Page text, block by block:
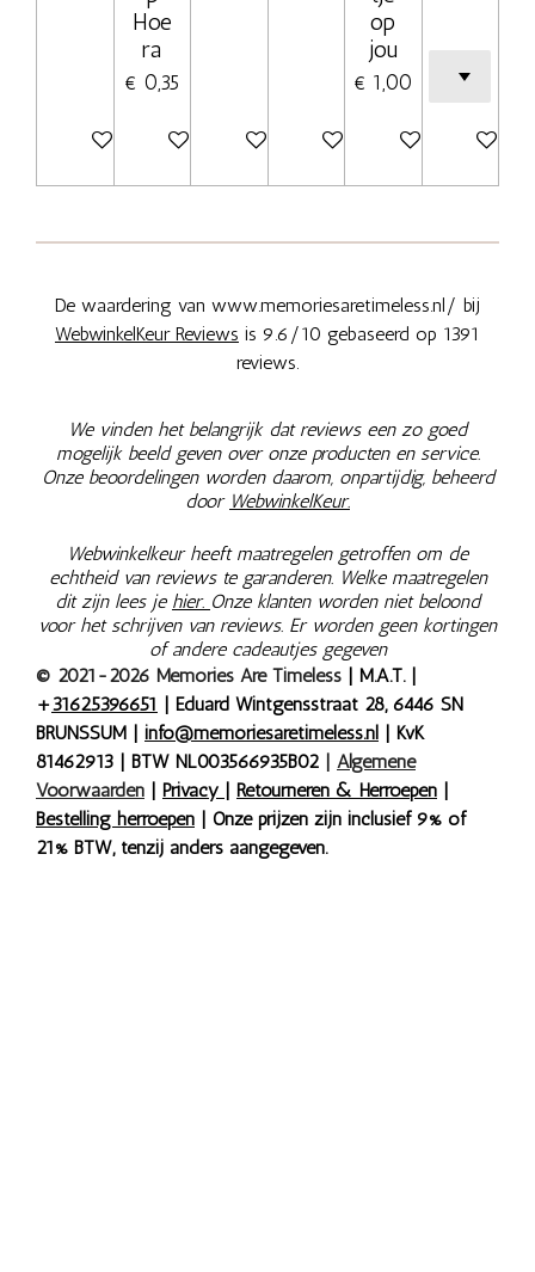
In winkelwagen
Hoe
ra
€ 0,35
In winkelwagenBekijk detailsBekijk details
op
jou
€ 1,00
Bekijk detailsBekijk
De waardering van www.memoriesaretimeless.nl/ bij
WebwinkelKeur Reviews is 9.6/10 gebaseerd op 1391
reviews.
We vinden het belangrijk dat reviews een zo goed
mogelijk beeld geven over onze producten en service.
Onze beoordelingen worden daarom, onpartijdig, beheerd
door WebwinkelKeur.
Webwinkelkeur heeft maatregelen getroffen om de
echtheid van reviews te garanderen. Welke maatregelen
dit zijn lees je hier. Onze klanten worden niet beloond
voor het schrijven van reviews. Er worden geen kortingen
of andere cadeautjes gegeven
© 2021-2026 Memories Are Timeless | M.A.T. |
+31625396651
| Eduard Wintgensstraat 28, 6446 SN
BRUNSSUM | info@memoriesaretimeless.nl
| KvK
81462913 | BTW NL003566935B02
Algemene
Voorwaarden
Privacy Retourneren & Herroepen
Bestelling herroepen | Onze prijzen zijn inclusief 9% of
21% BTW, tenzij anders aangegeven.